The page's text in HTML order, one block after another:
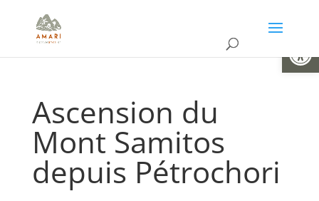
Ascension du
Mont Samitos
depuis Pétrochori